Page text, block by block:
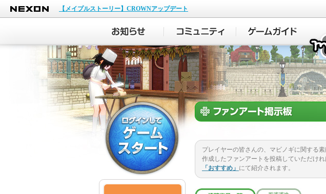
NEXON
【メイプルストーリー】CROWNアップデート
プレイヤーの皆さんの、マビノギに関する
作成したファンアートを投稿していただけ
「おすすめ」 にて紹介されます。